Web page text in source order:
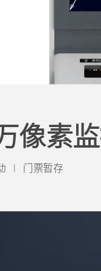
像素
门票暂存